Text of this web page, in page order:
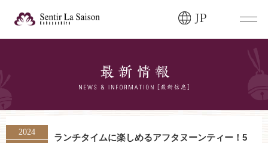
JP
0120-166-088
2024
ランチタイムに楽しめるアフタヌーンティー！5